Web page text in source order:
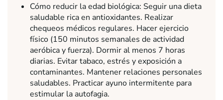
Cómo reducir la edad biológica: Seguir una dieta
saludable rica en antioxidantes. Realizar
chequeos médicos regulares. Hacer ejercicio
físico (150 minutos semanales de actividad
aeróbica y fuerza). Dormir al menos 7 horas
diarias. Evitar tabaco, estrés y exposición a
contaminantes. Mantener relaciones personales
saludables. Practicar ayuno intermitente para
estimular la autofagia.